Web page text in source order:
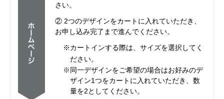
さい。
② 2つのデザインをカートに入れていただき、
お申し込み完了まで進んでください。
※カートインする際は、サイズを選択してく
ださい。
※同一デザインをご希望の場合はお好みのデ
ザイン1つをカートに入れていただき、数
量を2としてください。